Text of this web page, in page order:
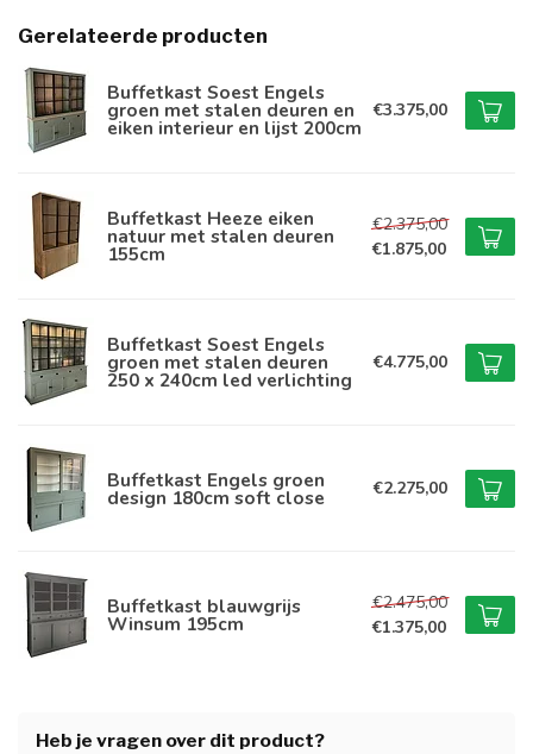
Gerelateerde producten
Buffetkast Soest Engels
groen met stalen deuren en
eiken interieur en lijst 200cm
€3.375,00
Buffetkast Heeze eiken
natuur met stalen deuren
155cm
€2.375,00
€1.875,00
Buffetkast Soest Engels
groen met stalen deuren
250 x 240cm led verlichting
€4.775,00
Buffetkast Engels groen
design 180cm soft close €2.275,00
Buffetkast blauwgrijs
Winsum 195cm
€2.475,00
€1.375,00
Heb je vragen over dit product?